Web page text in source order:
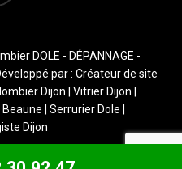
DOLE - DÉPANNAGE -
par : Créateur de site
Dijon Vitrier Dijon
|Serrurier Dole
Dijon